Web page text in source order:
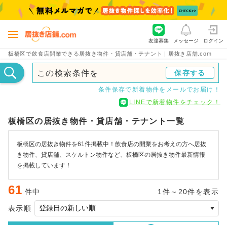
板橋区で飲食店開業できる居抜き物件・貸店舗・テナント｜居抜き店舗.com
友達募集 メッセージ ログイン
この検索条件を 保存する
条件保存で新着物件をメールでお届け！
LINEで新着物件をチェック！
板橋区の居抜き物件・貸店舗・テナント一覧
板橋区の居抜き物件を61件掲載中！飲食店の開業をお考えの方へ居抜
き物件、貸店舗、スケルトン物件など、板橋区の居抜き物件最新情報
を掲載しています！
61 件中 1件～20件を表示
表示順